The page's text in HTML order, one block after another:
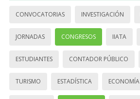
CONVOCATORIAS INVESTIGACIÓN
JORNADAS CONGRESOS IIATA
ESTUDIANTES CONTADOR PÚBLICO
TURISMO ESTADÍSTICA ECONOMÍA